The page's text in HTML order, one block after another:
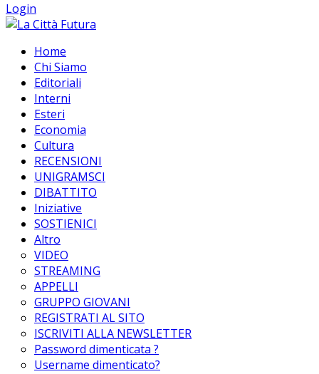
Login
Home
Chi Siamo
Editoriali
Interni
Esteri
Economia
Cultura
RECENSIONI
UNIGRAMSCI
DIBATTITO
Iniziative
SOSTIENICI
Altro
VIDEO
STREAMING
APPELLI
GRUPPO GIOVANI
REGISTRATI AL SITO
ISCRIVITI ALLA NEWSLETTER
Password dimenticata ?
Username dimenticato?